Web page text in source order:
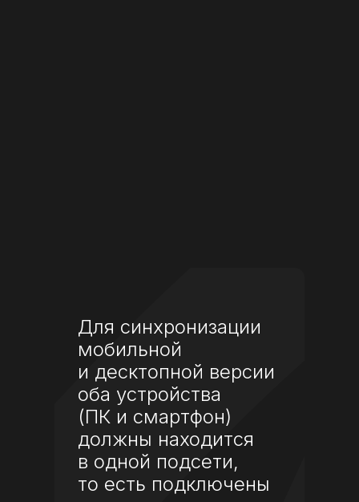
Для синхронизации
мобильной
и десктопной версии
оба устройства
(ПК и смартфон)
должны находится
в одной подсети,
то есть подключены